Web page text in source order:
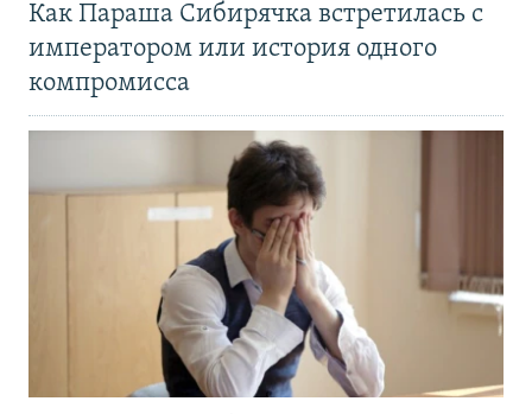
Как Параша Сибирячка встретилась с
императором или история одного
компромисса